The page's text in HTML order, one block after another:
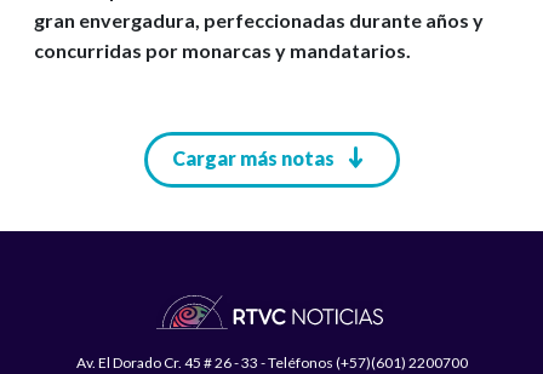
gran envergadura, perfeccionadas durante años y
concurridas por monarcas y mandatarios.
Cargar más notas
Av. El Dorado Cr. 45 # 26 - 33 - Teléfonos (+57)(601) 2200700